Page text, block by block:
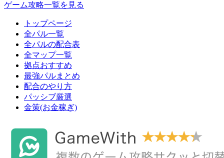
ゲーム攻略一覧を見る
トップページ
全パル一覧
全パルの配合表
全マップ一覧
拠点おすすめ
最強パルまとめ
配合のやり方
パッシブ厳選
金策(お金稼ぎ)